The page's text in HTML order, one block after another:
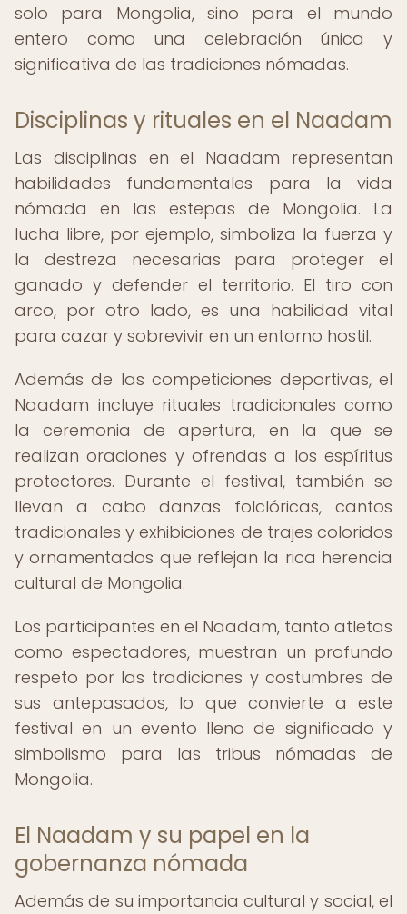
solo para Mongolia, sino para el mundo
entero como una celebración única y
significativa de las tradiciones nómadas.
Disciplinas y rituales en el Naadam
Las disciplinas en el Naadam representan
habilidades fundamentales para la vida
nómada en las estepas de Mongolia. La
lucha libre, por ejemplo, simboliza la fuerza y
la destreza necesarias para proteger el
ganado y defender el territorio. El tiro con
arco, por otro lado, es una habilidad vital
para cazar y sobrevivir en un entorno hostil.
Además de las competiciones deportivas, el
Naadam incluye rituales tradicionales como
la ceremonia de apertura, en la que se
realizan oraciones y ofrendas a los espíritus
protectores. Durante el festival, también se
llevan a cabo danzas folclóricas, cantos
tradicionales y exhibiciones de trajes coloridos
y ornamentados que reflejan la rica herencia
cultural de Mongolia.
Los participantes en el Naadam, tanto atletas
como espectadores, muestran un profundo
respeto por las tradiciones y costumbres de
sus antepasados, lo que convierte a este
festival en un evento lleno de significado y
simbolismo para las tribus nómadas de
Mongolia.
El Naadam y su papel en la
gobernanza nómada
Además de su importancia cultural y social, el